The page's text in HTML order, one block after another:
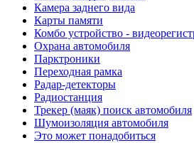
Камера заднего вида
Карты памяти
Комбо устройство -
Охрана автомобиля
Парктроники
Переходная рамка
Радар-детекторы
Радиостанция
Трекер (маяк) поиск автомобиля
Шумоизоляция автомобиля
Это может понадобиться